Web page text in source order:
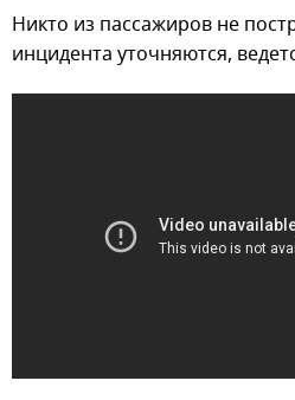
Никто из пассажиров не
инцидента уточняются,